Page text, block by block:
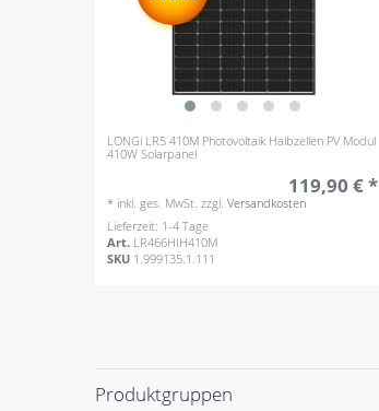
LONGi LR5 410M Photovoltaik Halbzellen PV Modul
410W Solarpanel
119,90 € *
* inkl. ges. MwSt. zzgl.Versandkosten
Lieferzeit: 1-4 Tage
Art. LR466HIH410M
SKU 1.999135.1.111
Produktgruppen